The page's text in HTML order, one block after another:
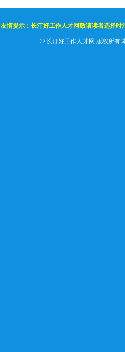
友情提示：长汀好工作人才网敬请读者选择
© 长汀好工作人才网 版权所有